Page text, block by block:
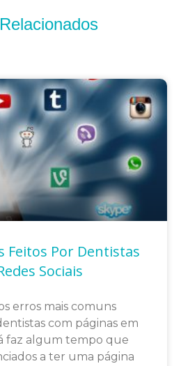
Feitos Por Dentistas
Sociais
erros mais comuns
com páginas em
faz algum tempo que
a ter uma página